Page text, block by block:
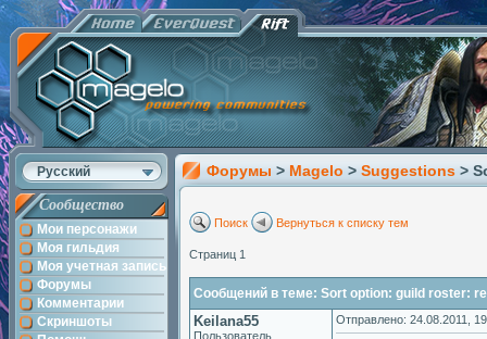
Русский
Сообщество
Мои персонажи
Моя гильдия
Моя учетная запись
Форумы
Комментарии
Скриншоты
Форумы > Magelo > Suggestions >
Поиск Вернуться к списку тем
Страниц 1
Сообщений в теме: Sort option: guild roster:
Keilana55
Пользователь
Отправлено: 24.08.2011,